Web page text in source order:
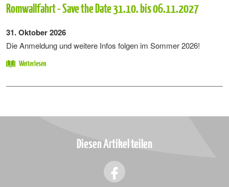
Romwallfahrt - Save the Date 31.10. bis 06.11.2027
31. Oktober 2026
Die Anmeldung und weitere Infos folgen im Sommer 2026!
Weiterlesen
Diesen Artikel teilen